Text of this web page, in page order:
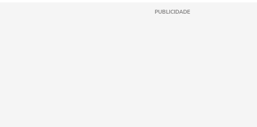
PUBLICIDADE